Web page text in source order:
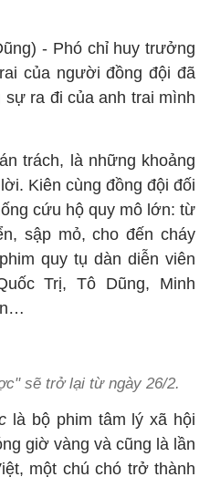
- Phó chỉ huy trưởng
của người đồng đội đã
ra đi của anh trai mình
trách, là những khoảng
Kiên cùng đồng đội đối
cứu hộ quy mô lớn: từ
sập mỏ, cho đến cháy
quy tụ dàn diễn viên
Trị, Tô Dũng, Minh
sẽ trở lại từ ngày 26/2.
là bộ phim tâm lý xã hội
giờ vàng và cũng là lần
một chú chó trở thành